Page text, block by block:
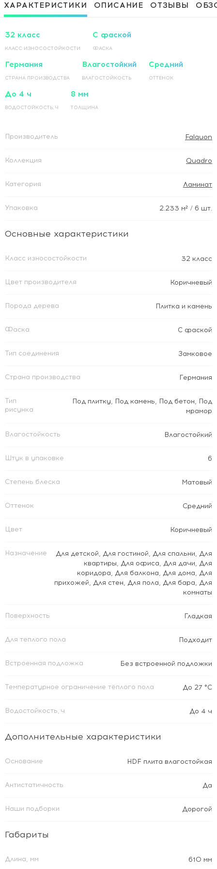
покрытия на основание по прямой
Приклеивание ламинированного
ХАРАКТЕРИСТИКИ ОПИСАНИЕ ОТЗЫВЫ
32 класс
КЛАСС ИЗНОСОСТОЙКОСТИ
С фаской
ФАСКА
Германия
СТРАНА ПРОИЗВОДСТВА
Влагостойкий
ВЛАГОСТОЙКОСТЬ
Средний
ОТТЕНОК
До 4 ч
ВОДОСТОЙКОСТЬ, Ч
8 мм
ТОЛЩИНА
Производитель Falquon
Коллекция Quadro
Категория Ламинат
Упаковка 2.233 м² / 6 шт.
Основные характеристики
Класс износостойкости 32 класс
Цвет производителя Коричневый
Порода дерева Плитка и камень
Фаска С фаской
Тип соединения Замковое
Страна производства Германия
Тип
рисунка
Под плитку, Под камень, Под бетон, Под
мрамор
Влагостойкость Влагостойкий
Штук в упаковке 6
Степень блеска Матовый
Оттенок Средний
Цвет Коричневый
Назначение Для детской, Для гостиной, Для спальни, Для
квартиры, Для офиса, Для дачи, Для
коридора, Для балкона, Для дома, Для
прихожей, Для стен, Для пола, Для бара, Для
комнаты
Поверхность Гладкая
Для теплого пола Подходит
Встроенная подложка Без встроенной подложки
Температурное ограничение тёплого пола До 27 °C
Водостойкость, ч До 4 ч
Дополнительные характеристики
Основание HDF плита влагостойкая
Антистатичность Да
Наши подборки Дорогой
Габариты
Длина, мм 610 мм